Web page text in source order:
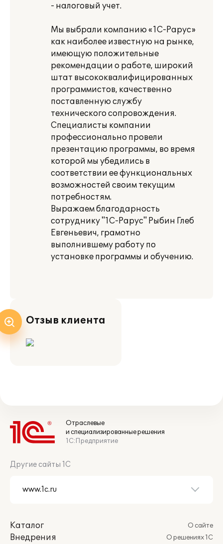
- налоговый учет.
Мы выбрали компанию «1С-Рарус»
как наиболее известную на рынке,
имеющую положительные
рекомендации о работе, широкий
штат высококвалифицированных
программистов, качественно
поставленную службу
технического сопровождения.
Специалисты компании
профессионально провели
презентацию программы, во время
которой мы убедились в
соответствии ее функциональных
возможностей своим текущим
потребностям.
Выражаем благодарность
сотруднику "1С-Рарус" Рыбин Глеб
Евгеньевич, грамотно
выполнившему работу по
установке программы и обучению.
Отзыв клиента
Отраслевые
и специализированные решения
1С:Предприятие
Другие сайты 1С
Каталог
Внедрения
О сайте
О решениях 1С